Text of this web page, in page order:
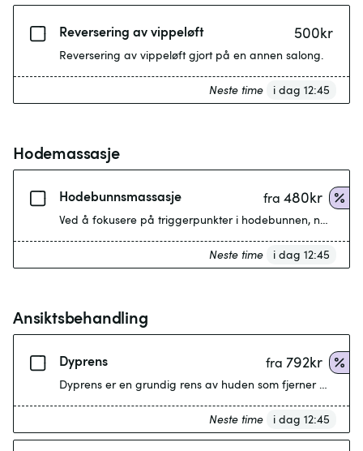
Reversering av vippeløft 500kr
Reversering av vippeløft gjort på en annen salong.
Neste time i dag 12:45
Hodemassasje
Hodebunnsmassasje fra 480kr
Ved å fokusere på triggerpunkter i hodebunnen, nakken
Neste time i dag 12:45
Ansiktsbehandling
Dyprens fra 792kr
Dyprens er en grundig rens av huden som fjerner
Neste time i dag 12:45